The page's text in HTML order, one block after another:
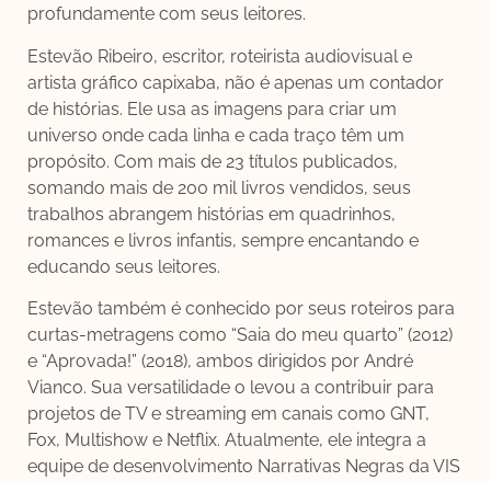
profundamente com seus leitores.
Estevão Ribeiro, escritor, roteirista audiovisual e
artista gráfico capixaba, não é apenas um contador
de histórias. Ele usa as imagens para criar um
universo onde cada linha e cada traço têm um
propósito. Com mais de 23 títulos publicados,
somando mais de 200 mil livros vendidos, seus
trabalhos abrangem histórias em quadrinhos,
romances e livros infantis, sempre encantando e
educando seus leitores.
Estevão também é conhecido por seus roteiros para
curtas-metragens como “Saia do meu quarto” (2012)
e “Aprovada!” (2018), ambos dirigidos por André
Vianco. Sua versatilidade o levou a contribuir para
projetos de TV e streaming em canais como GNT,
Fox, Multishow e Netflix. Atualmente, ele integra a
equipe de desenvolvimento Narrativas Negras da VIS